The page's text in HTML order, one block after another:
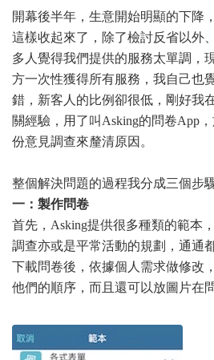
開幕後半年，生意開始明顯的下降
這樣收起來了，除了檢討反省以外
多人覺得我們提供的服務太單調，
方一次性獲得所有服務，我自己也
錯，新客人的比例卻很低，剛好我
關經驗，用了叫Asking的問卷App
份意見調查來釐清原因。
整個解決問題的過程我分成三個步
一：製作問卷
首先，Asking提供很多種類的範本
調查亦或是平常活動的規劃，通通
下載問卷後，依據個人需求做修改
他們的順序，而且還可以放圖片在